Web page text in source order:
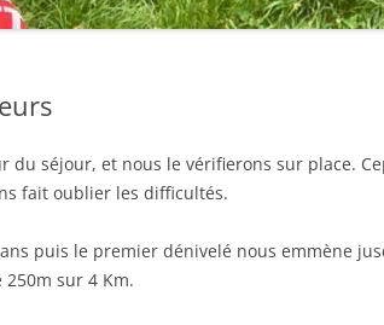
du séjour, et nous le vérifierons sur place.
fait oublier les difficultés.
puis le premier dénivelé nous emmène
sur 4 Km.